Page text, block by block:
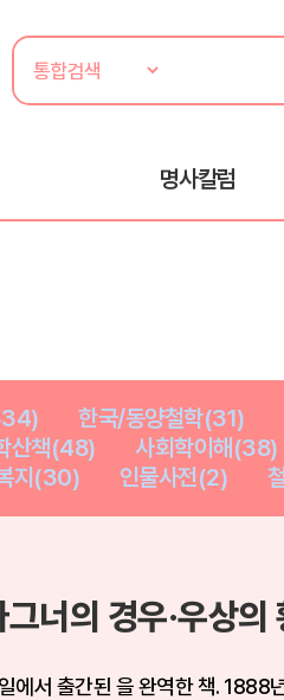
명사칼럼
한국/동양철학(31)
산책(48) 사회학이해(38)
지(30) 인물사전(2)
그너의 경우·우상
에서 출간된 을 완역한 책. 1888